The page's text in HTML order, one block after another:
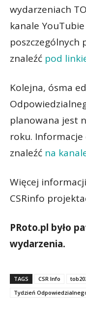
wydarzeniach
kanale
poszczególnych
znaleźć pod
Kolejna, ósma
planowana jest
roku.
znaleźć na
Więcej
CSRinfo
PRoto.pl było
wydarzenia.
TAGS CSR Info
Tydzień